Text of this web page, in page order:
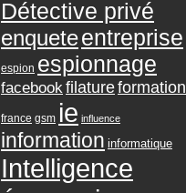
Détective privé
enqueteentreprise
espion espionnage
facebookfilatureformation
france gsm ie influence
information informatique
Intelligence